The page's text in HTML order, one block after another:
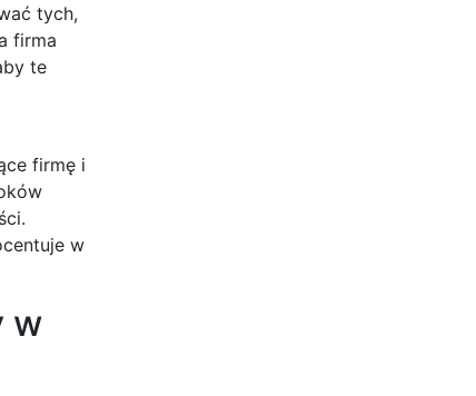
tych,
firma
te
firmę i
w
w